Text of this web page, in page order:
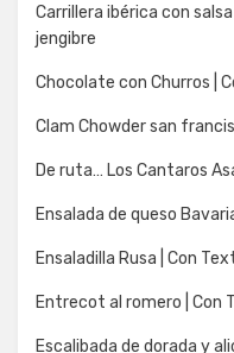
Carrillera ibérica con
jengibre
Chocolate con Churros |
Clam Chowder san
De ruta… Los Cantaros
Ensalada de queso
Ensaladilla Rusa | Con
Entrecot al romero | Con
Escalibada de dorada y